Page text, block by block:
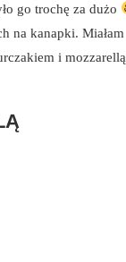
go trochę za dużo
na kanapki. Miałam
i mozzarellą